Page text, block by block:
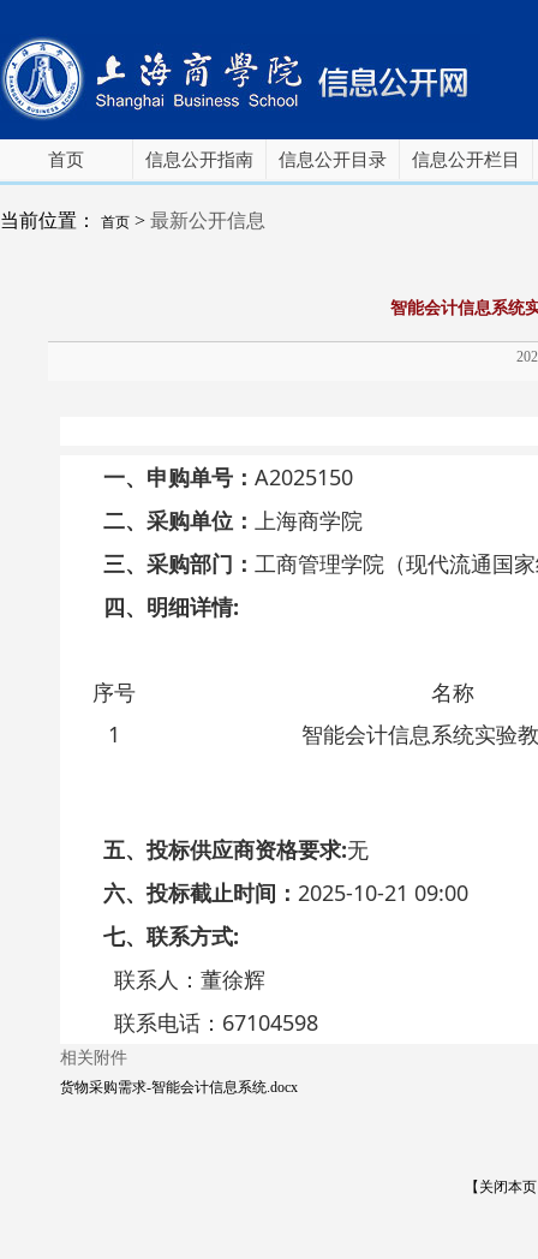
首页 信息公开指南 信息公开目录 信息公开栏目
当前位置： 首页 > 最新公开信息
智能会计信息系统
一、申购单号： A2025150
二、采购单位： 上海商学院
三、采购部门： 工商管理学院（现代流通国
四、明细详情:
序号
名称
1
智能会计信息系统实验
五、投标供应商资格要求:无
六、投标截止时间： 2025-10-21 09:00
七、联系方式:
联系人：董徐辉
联系电话：67104598
相关附件
货物采购需求-智能会计信息系统.docx
【关闭本